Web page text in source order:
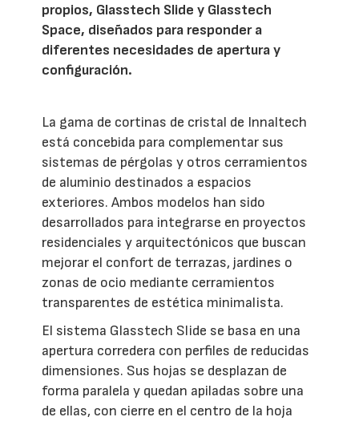
propios, Glasstech Slide y Glasstech
Space, diseñados para responder a
diferentes necesidades de apertura y
configuración.
La gama de cortinas de cristal de Innaltech
está concebida para complementar sus
sistemas de pérgolas y otros cerramientos
de aluminio destinados a espacios
exteriores. Ambos modelos han sido
desarrollados para integrarse en proyectos
residenciales y arquitectónicos que buscan
mejorar el confort de terrazas, jardines o
zonas de ocio mediante cerramientos
transparentes de estética minimalista.
El sistema Glasstech Slide se basa en una
apertura corredera con perfiles de reducidas
dimensiones. Sus hojas se desplazan de
forma paralela y quedan apiladas sobre una
de ellas, con cierre en el centro de la hoja